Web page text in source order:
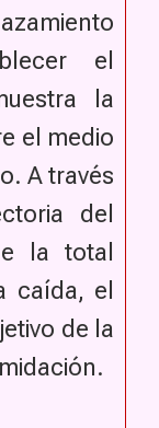
el
la
el medio
A través
del
la total
caída, el
de la